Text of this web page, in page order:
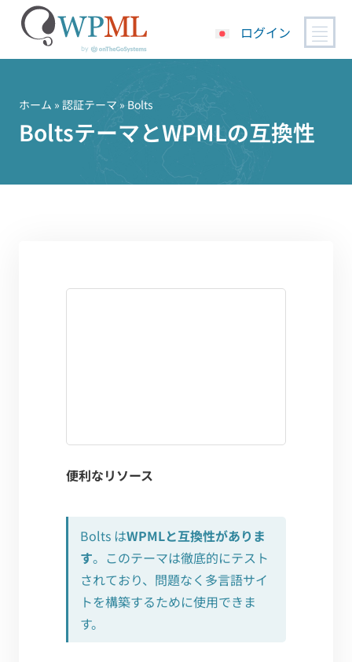
ス
ログイン
ホーム » 認証テーマ » Bolts
BoltsテーマとWPMLの互換性
便利なリソース
Bolts はWPMLと互換性がありま
す。このテーマは徹底的にテスト
されており、問題なく多言語サイ
トを構築するために使用できま
す。